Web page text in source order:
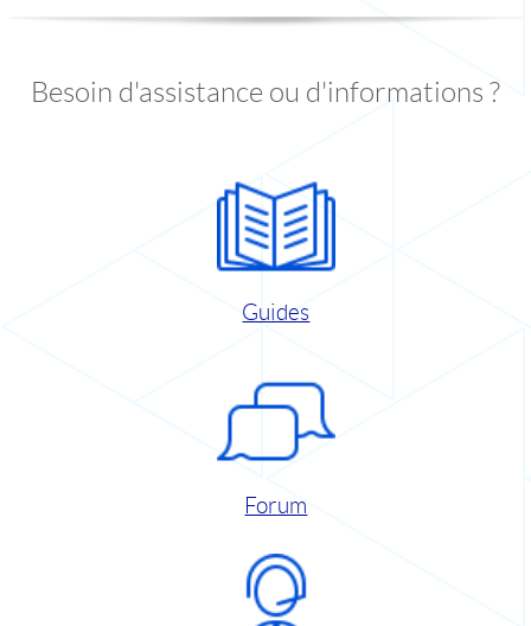
Besoin d'assistance ou d'informations ?
Guides
Forum